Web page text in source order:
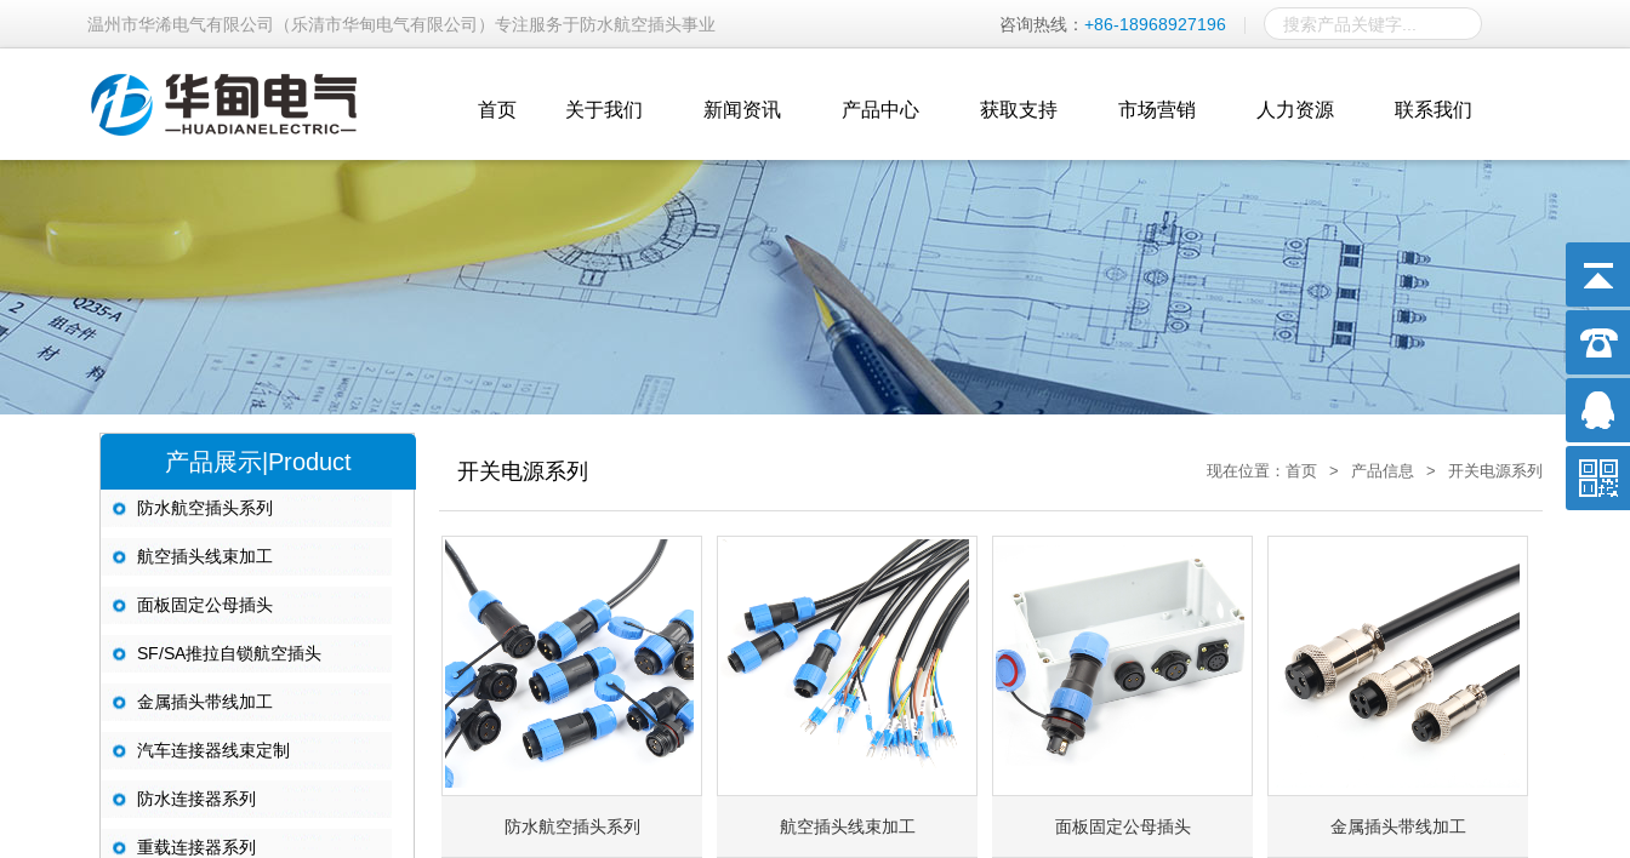
温州市华浠电气有限公司（乐清市华甸电气有限公司）专注服务于防水航空插头事业 咨询热线： +86-18968927196
首页 关于我们 新闻资讯 产品中心 获取支持 市场营销 人力资源 联系我们
产品展示|Product
防水航空插头系列
航空插头线束加工
面板固定公母插头
SF/SA推拉自锁航空插头
金属插头带线加工
汽车连接器线束定制
防水连接器系列
重载连接器系列
开关电源系列 现在位置： 首页 > 产品信息 > 开关电源系列
防水航空插头系列 航空插头线束加工 面板固定公母插头 金属插头带线加工